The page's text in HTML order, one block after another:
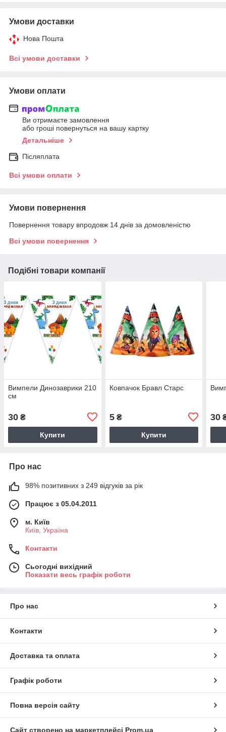
Умови доставки
Нова Пошта
Всі умови доставки
Умови оплати
Ви отримаєте замовлення
або гроші повернуться на вашу картку
Детальніше
Післяплата
Всі умови оплати
Умови повернення
Повернення товару впродовж 14 днів за домовленістю
Всі умови повернення
Подібні товари компанії
Вимпели Динозаврики 210
см
30 ₴
Купити
Ковпачок Бравл Старс
5₴
Купити
30
Про нас
98% позитивних з 249 відгуків за рік
Працює з 05.04.2011
м. Київ
Київ, Україна
Контакти
Сьогодні вихідний
Показати весь графік роботи
Про нас
Контакти
Доставка та оплата
Графік роботи
Повна версія сайту
Сайт створено на маркетплейсі Prom.ua